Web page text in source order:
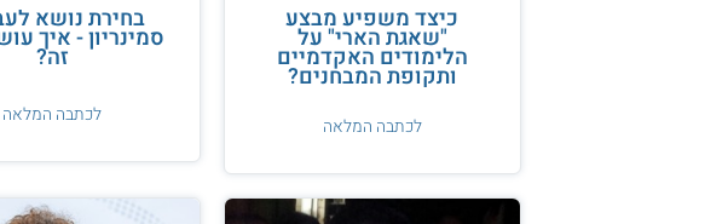
כיצד משפיע מבצע
"שאגת הארי" על
הלימודים האקדמיים
ותקופת המבחנים?
לכתבה המלאה
בחירת נושא
סמינריון - איך
זה?
לכתבה המלאה